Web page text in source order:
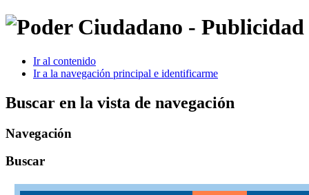
Ir al contenido
Ir a la navegación principal e identificarme
Buscar en la vista de navegación
Navegación
Buscar